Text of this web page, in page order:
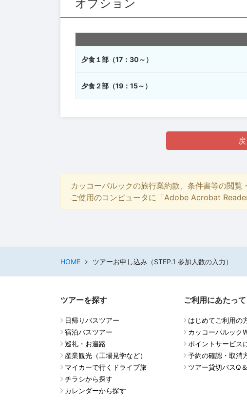
オプション
夕食１部（17：30～）
夕食２部（19：15～）
カッコーパルックの旅行業約款、条件書等の閲覧
ご使用のコンピュータに「Adobe Acrobat
HOME ツアーお申し込み（STEP.1 参加人数の入力）
ツアーを探す
日帰りバスツアー
宿泊バスツアー
巡礼・お遍路
産業観光（工場見学など）
マイカーで行くドライブ旅
チラシから探す
カレンダーから探す
ご利用にあたって
はじめてご利用の
カッコーパルック
ポイントサービス
予約の確認・取消
ツアー貸切バスQ